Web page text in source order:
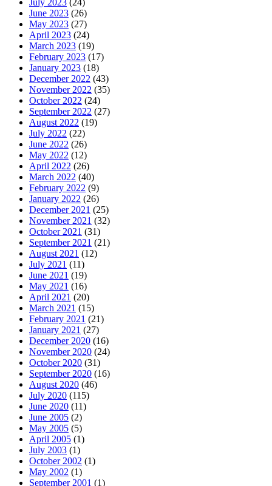
July 2023 (24)
June 2023 (26)
May 2023 (27)
April 2023 (24)
March 2023 (19)
February 2023 (17)
January 2023 (18)
December 2022 (43)
November 2022 (35)
October 2022 (24)
September 2022 (27)
August 2022 (19)
July 2022 (22)
June 2022 (26)
May 2022 (12)
April 2022 (26)
March 2022 (40)
February 2022 (9)
January 2022 (26)
December 2021 (25)
November 2021 (32)
October 2021 (31)
September 2021 (21)
August 2021 (12)
July 2021 (11)
June 2021 (19)
May 2021 (16)
April 2021 (20)
March 2021 (15)
February 2021 (21)
January 2021 (27)
December 2020 (16)
November 2020 (24)
October 2020 (31)
September 2020 (16)
August 2020 (46)
July 2020 (115)
June 2020 (11)
June 2005 (2)
May 2005 (5)
April 2005 (1)
July 2003 (1)
October 2002 (1)
May 2002 (1)
September 2001 (1)